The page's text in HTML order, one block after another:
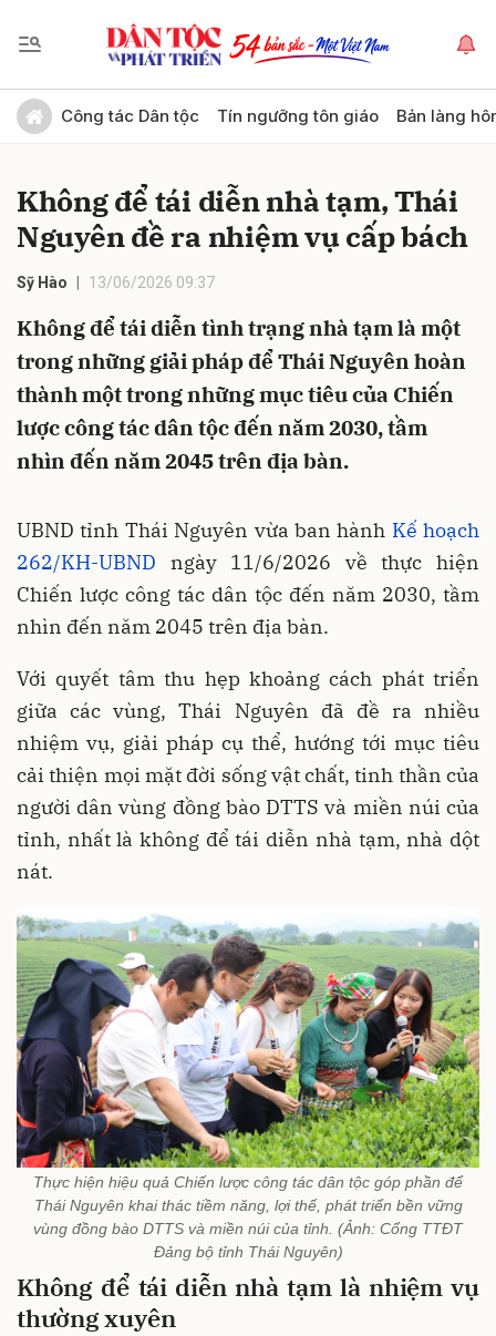
Công tác Dân tộc Tín ngưỡng tôn giáo Bản làng
Không để tái diễn nhà tạm, Thái
Nguyên đề ra nhiệm vụ cấp bách
Sỹ Hào 13/06/2026 09:37
Không để tái diễn tình trạng nhà tạm là một
trong những giải pháp để Thái Nguyên hoàn
thành một trong những mục tiêu của Chiến
lược công tác dân tộc đến năm 2030, tầm
nhìn đến năm 2045 trên địa bàn.
UBND tỉnh Thái Nguyên vừa ban hành Kế hoạch
262/KH-UBND ngày 11/6/2026 về thực hiện
Chiến lược công tác dân tộc đến năm 2030, tầm
nhìn đến năm 2045 trên địa bàn.
Với quyết tâm thu hẹp khoảng cách phát triển
giữa các vùng, Thái Nguyên đã đề ra nhiều
nhiệm vụ, giải pháp cụ thể, hướng tới mục tiêu
cải thiện mọi mặt đời sống vật chất, tinh thần của
người dân vùng đồng bào DTTS và miền núi của
tỉnh, nhất là không để tái diễn nhà tạm, nhà dột
nát.
Thực hiện hiệu quả Chiến lược công tác dân tộc góp phần để
Thái Nguyên khai thác tiềm năng, lợi thế, phát triển bền vững
vùng đồng bào DTTS và miền núi của tỉnh. (Ảnh: Cổng TTĐT
Đảng bộ tỉnh Thái Nguyên)
Không để tái diễn nhà tạm là nhiệm vụ
thường xuyên
Gửi bình luận
Hủy Gửi